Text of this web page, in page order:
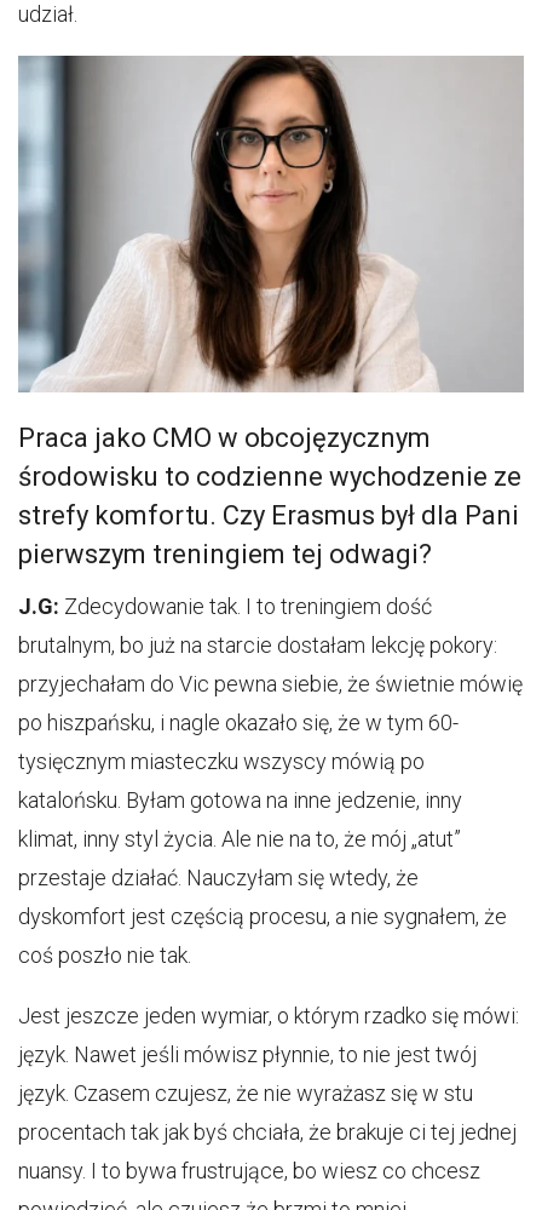
udział.
Praca jako CMO w obcojęzycznym
środowisku to codzienne wychodzenie ze
strefy komfortu. Czy Erasmus był dla Pani
pierwszym treningiem tej odwagi?
J.G: Zdecydowanie tak. I to treningiem dość
brutalnym, bo już na starcie dostałam lekcję pokory:
przyjechałam do Vic pewna siebie, że świetnie mówię
po hiszpańsku, i nagle okazało się, że w tym 60-
tysięcznym miasteczku wszyscy mówią po
katalońsku. Byłam gotowa na inne jedzenie, inny
klimat, inny styl życia. Ale nie na to, że mój „atut”
przestaje działać. Nauczyłam się wtedy, że
dyskomfort jest częścią procesu, a nie sygnałem, że
coś poszło nie tak.
Jest jeszcze jeden wymiar, o którym rzadko się mówi:
język. Nawet jeśli mówisz płynnie, to nie jest twój
język. Czasem czujesz, że nie wyrażasz się w stu
procentach tak jak byś chciała, że brakuje ci tej jednej
nuansy. I to bywa frustrujące, bo wiesz co chcesz